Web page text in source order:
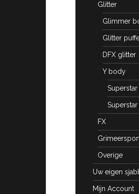
Glitter
Glimmer
Glitter
DFX glitter
Y body
Superstar
FX
Overige
Uw eigen
Mijn Account